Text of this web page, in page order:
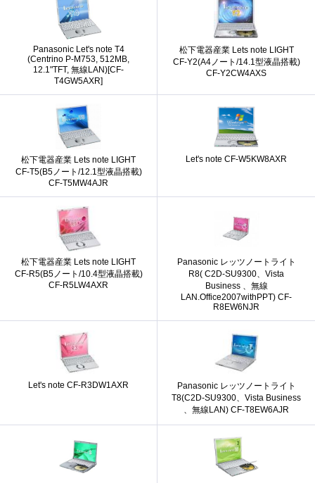
Panasonic Let's note T4
(Centrino P-M753, 512MB,
12.1"TFT, 無線LAN)[CF-
T4GW5AXR]
松下電器産業 Lets note LIGHT
CF-Y2(A4ノート/14.1型液晶搭載)
CF-Y2CW4AXS
松下電器産業 Lets note LIGHT
CF-T5(B5ノート/12.1型液晶搭載)
CF-T5MW4AJR
Let's note CF-W5KW8AXR
松下電器産業 Lets note LIGHT
CF-R5(B5ノート/10.4型液晶搭載)
CF-R5LW4AXR
Panasonic レッツノートライト
R8( C2D-SU9300、Vista
Business 、無線
LAN.Office2007withPPT) CF-
R8EW6NJR
Let's note CF-R3DW1AXR
Panasonic レッツノートライト
T8(C2D-SU9300、Vista Business
、無線LAN) CF-T8EW6AJR